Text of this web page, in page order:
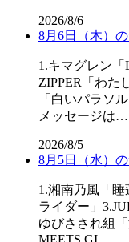
2026/8/6
8月6日（木）
1.キマグレン
ZIPPER「わた
「白いパラソ
メッセージは
2026/8/5
8月5日（水）
1.湘南乃風「
ライダー」
ゆびさされ組